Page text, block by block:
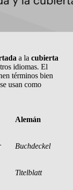
a la cubierta
idiomas. El
términos bien
usan como
Alemán
Buchdeckel
Titelblatt